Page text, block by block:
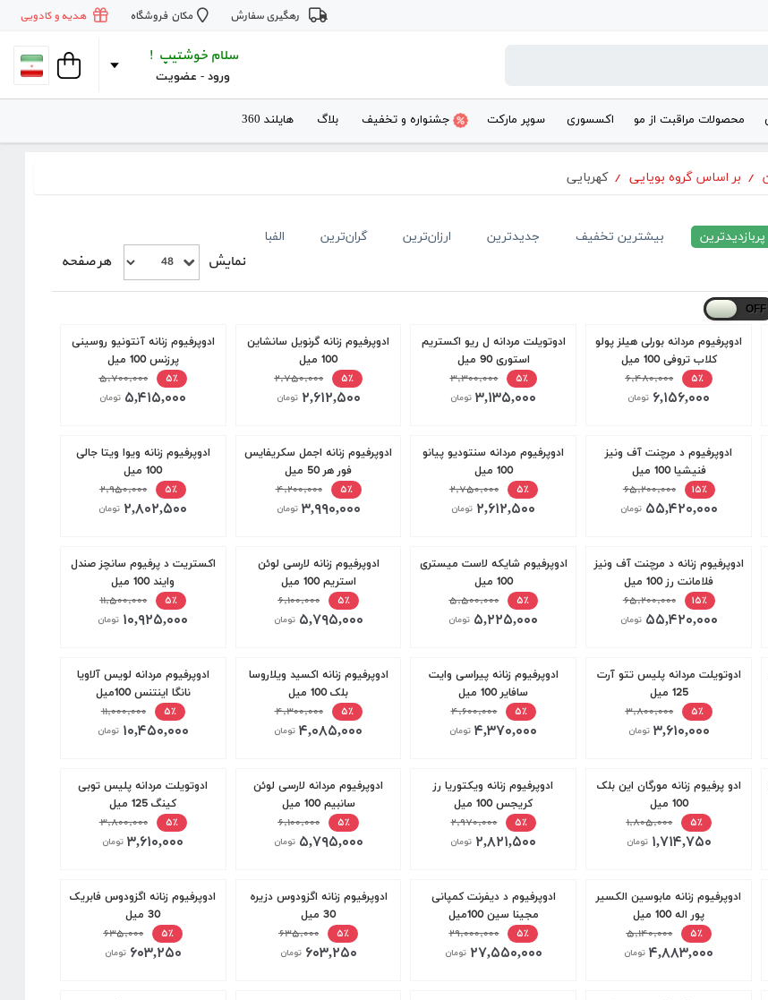
رهگیری سفارش مکان فروشگاه هدیه و کادویی
سلام خوشتیپ !
ورود - عضویت
محصولات مراقبت از مو اکسسوری سوپر مارکت جشنواره و تخفیف بلاگ هایلند 360
/ بر اساس گروه بویایی / کهربایی
پربازدیدترین بیشترین تخفیف جدیدترین ارزان‌ترین گران‌ترین الفبا
نمایش هر صفحه
ادوپرفیوم مردانه بورلی هیلز پولو
کلاب تروفی 100 میل
۵٪
۶,۴۸۰,۰۰۰
۶,۱۵۶,۰۰۰ تومان
ادوتویلت مردانه ل ریو اکستریم
استوری 90 میل
۵٪
۳,۳۰۰,۰۰۰
۳,۱۳۵,۰۰۰ تومان
ادوپرفیوم زنانه گرنویل سانشاین
100 میل
۵٪
۲,۷۵۰,۰۰۰
۲,۶۱۲,۵۰۰ تومان
ادوپرفیوم زنانه آنتونیو روسینی
پرزنس 100 میل
۵٪
۵,۷۰۰,۰۰۰
۵,۴۱۵,۰۰۰ تومان
ادوپرفیوم د مرچنت آف ونیز
فنیشیا 100 میل
۱۵٪
۶۵,۲۰۰,۰۰۰
۵۵,۴۲۰,۰۰۰ تومان
ادوپرفیوم مردانه سنتودیو پیانو
100 میل
۵٪
۲,۷۵۰,۰۰۰
۲,۶۱۲,۵۰۰ تومان
ادوپرفیوم زنانه اجمل سکریفایس
فور هر 50 میل
۵٪
۴,۲۰۰,۰۰۰
۳,۹۹۰,۰۰۰ تومان
ادوپرفیوم زنانه ویوا ویتا جالی
100 میل
۵٪
۲,۹۵۰,۰۰۰
۲,۸۰۲,۵۰۰ تومان
ادوپرفیوم زنانه د مرچنت آف ونیز
فلامانت رز 100 میل
۱۵٪
۶۵,۲۰۰,۰۰۰
۵۵,۴۲۰,۰۰۰ تومان
ادوپرفیوم شایکه لاست میستری
100 میل
۵٪
۵,۵۰۰,۰۰۰
۵,۲۲۵,۰۰۰ تومان
ادوپرفیوم زنانه لارسی لوئن
استریم 100 میل
۵٪
۶,۱۰۰,۰۰۰
۵,۷۹۵,۰۰۰ تومان
اکستریت د پرفیوم سانچز صندل
وایند 100 میل
۵٪
۱۱,۵۰۰,۰۰۰
۱۰,۹۲۵,۰۰۰ تومان
ادوتویلت مردانه پلیس تتو آرت
125 میل
۵٪
۳,۸۰۰,۰۰۰
۳,۶۱۰,۰۰۰ تومان
ادوپرفیوم زنانه پیراسی وایت
سافایر 100 میل
۵٪
۴,۶۰۰,۰۰۰
۴,۳۷۰,۰۰۰ تومان
ادوپرفیوم زنانه اکسید ویلاروسا
بلک 100 میل
۵٪
۴,۳۰۰,۰۰۰
۴,۰۸۵,۰۰۰ تومان
ادوپرفیوم مردانه لویس آلاویا
نانگا اینتنس 100میل
۵٪
۱۱,۰۰۰,۰۰۰
۱۰,۴۵۰,۰۰۰ تومان
ادو پرفیوم زنانه مورگان این بلک
100 میل
۵٪
۱,۸۰۵,۰۰۰
۱,۷۱۴,۷۵۰ تومان
ادوپرفیوم زنانه ویکتوریا رز
کریجس 100 میل
۵٪
۲,۹۷۰,۰۰۰
۲,۸۲۱,۵۰۰ تومان
ادوپرفیوم مردانه لارسی لوئن
سانبیم 100 میل
۵٪
۶,۱۰۰,۰۰۰
۵,۷۹۵,۰۰۰ تومان
ادوتویلت مردانه پلیس توبی
کینگ 125 میل
۵٪
۳,۸۰۰,۰۰۰
۳,۶۱۰,۰۰۰ تومان
ادوپرفیوم زنانه مابوسین الکسیر
پور اله 100 میل
۵٪
۵,۱۴۰,۰۰۰
۴,۸۸۳,۰۰۰ تومان
ادوپرفیوم د دیفرنت کمپانی
مجینا سین 100میل
۵٪
۲۹,۰۰۰,۰۰۰
۲۷,۵۵۰,۰۰۰ تومان
ادوپرفیوم زنانه اگزودوس دزیره
30 میل
۵٪
۶۳۵,۰۰۰
۶۰۳,۲۵۰ تومان
ادوپرفیوم زنانه اگزودوس فابریک
30 میل
۵٪
۶۳۵,۰۰۰
۶۰۳,۲۵۰ تومان